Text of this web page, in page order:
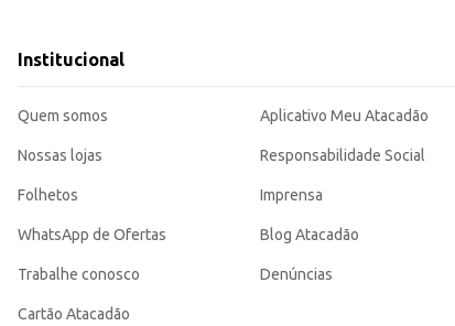
opção vantajosa para profissionais e consumidores.
Institucional
Quem somos
Nossas lojas
Folhetos
WhatsApp de Ofertas
Trabalhe conosco
Cartão Atacadão
Aplicativo Meu Atacadão
Responsabilidade Social
Imprensa
Blog Atacadão
Denúncias